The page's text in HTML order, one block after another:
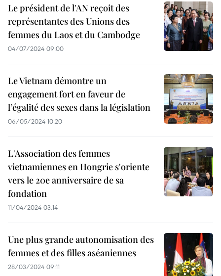
Le président de l'AN reçoit des
représentantes des Unions des
femmes du Laos et du Cambodge
04/07/2024 09:00
Le Vietnam démontre un
engagement fort en faveur de
l’égalité des sexes dans la législation
06/05/2024 10:20
L'Association des femmes
vietnamiennes en Hongrie s'oriente
vers le 20e anniversaire de sa
fondation
11/04/2024 03:14
Une plus grande autonomisation des
femmes et des filles aséaniennes
28/03/2024 09:11